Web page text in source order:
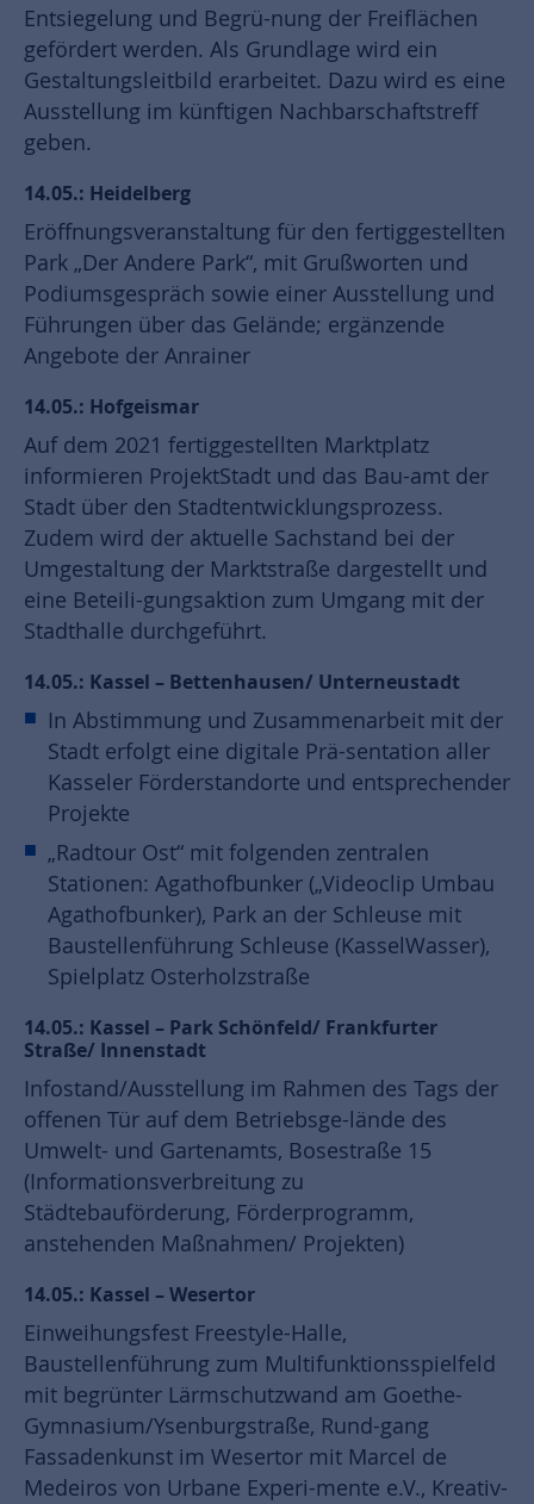
Entsiegelung und Begrü-nung der Freiflächen
gefördert werden. Als Grundlage wird ein
Gestaltungsleitbild erarbeitet. Dazu wird es eine
Ausstellung im künftigen Nachbarschaftstreff
geben.
14.05.: Heidelberg
Eröffnungsveranstaltung für den fertiggestellten
Park „Der Andere Park“, mit Grußworten und
Podiumsgespräch sowie einer Ausstellung und
Führungen über das Gelände; ergänzende
Angebote der Anrainer
14.05.: Hofgeismar
Auf dem 2021 fertiggestellten Marktplatz
informieren ProjektStadt und das Bau-amt der
Stadt über den Stadtentwicklungsprozess.
Zudem wird der aktuelle Sachstand bei der
Umgestaltung der Marktstraße dargestellt und
eine Beteili-gungsaktion zum Umgang mit der
Stadthalle durchgeführt.
14.05.: Kassel – Bettenhausen/ Unterneustadt
In Abstimmung und Zusammenarbeit mit der
Stadt erfolgt eine digitale Prä-sentation aller
Kasseler Förderstandorte und entsprechender
Projekte
„Radtour Ost“ mit folgenden zentralen
Stationen: Agathofbunker („Videoclip Umbau
Agathofbunker), Park an der Schleuse mit
Baustellenführung Schleuse (KasselWasser),
Spielplatz Osterholzstraße
14.05.: Kassel – Park Schönfeld/ Frankfurter
Straße/ Innenstadt
Infostand/Ausstellung im Rahmen des Tags der
offenen Tür auf dem Betriebsge-lände des
Umwelt- und Gartenamts, Bosestraße 15
(Informationsverbreitung zu
Städtebauförderung, Förderprogramm,
anstehenden Maßnahmen/ Projekten)
14.05.: Kassel – Wesertor
Einweihungsfest Freestyle-Halle,
Baustellenführung zum Multifunktionsspielfeld
mit begrünter Lärmschutzwand am Goethe-
Gymnasium/Ysenburgstraße, Rund-gang
Fassadenkunst im Wesertor mit Marcel de
Medeiros von Urbane Experi-mente e.V., Kreativ-